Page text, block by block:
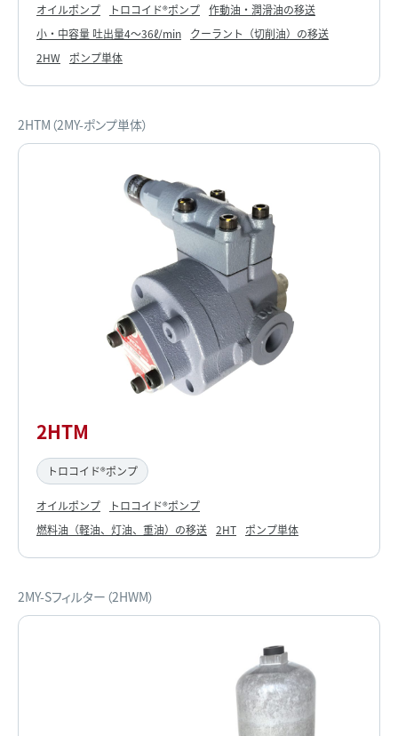
オイルポンプ トロコイド®ポンプ 作動油・潤滑油の移送
小・中容量 吐出量4～36ℓ/min
クーラント（切削油）の移送
2HW
ポンプ単体
2HTM（2MY-ポンプ単体）
2HTM
トロコイド®ポンプ
オイルポンプ
トロコイド®ポンプ
燃料油（軽油、灯油、重油）の移送 2HT ポンプ単体
2MY-Sフィルター（2HWM）